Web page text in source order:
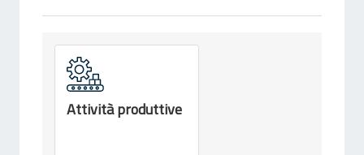
Attività produttive